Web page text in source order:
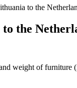
to the
the
weight of